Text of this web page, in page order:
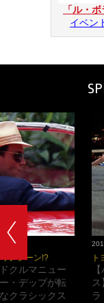
「ル・
イベン
ト
ス
ラ
ンシーン!?
クルマニュー
・デップが転
クラシックス